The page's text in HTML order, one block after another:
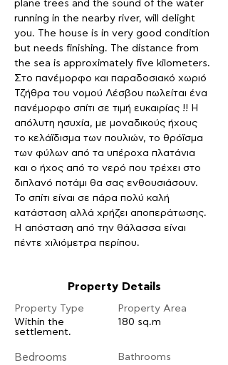
plane trees and the sound of the water
running in the nearby river, will delight
you. The house is in very good condition
but needs finishing. The distance from
the sea is approximately five kilometers.
Στο πανέμορφο και παραδοσιακό χωριό
Τζήθρα του νομού Λέσβου πωλείται ένα
πανέμορφο σπίτι σε τιμή ευκαιρίας !! Η
απόλυτη ησυχία, με μοναδικούς ήχους
το κελάϊδισμα των πουλιών, το θρόϊσμα
των φύλων από τα υπέροχα πλατάνια
και ο ήχος από το νερό που τρέχει στο
διπλανό ποτάμι θα σας ενθουσιάσουν.
Το σπίτι είναι σε πάρα πολύ καλή
κατάσταση αλλά χρήζει αποπεράτωσης.
Η απόσταση από την θάλασσα είναι
πέντε χιλιόμετρα περίπου.
Property Details
Property Type
Within the
settlement.
Bedrooms
Property Area
180 sq.m
Bathrooms